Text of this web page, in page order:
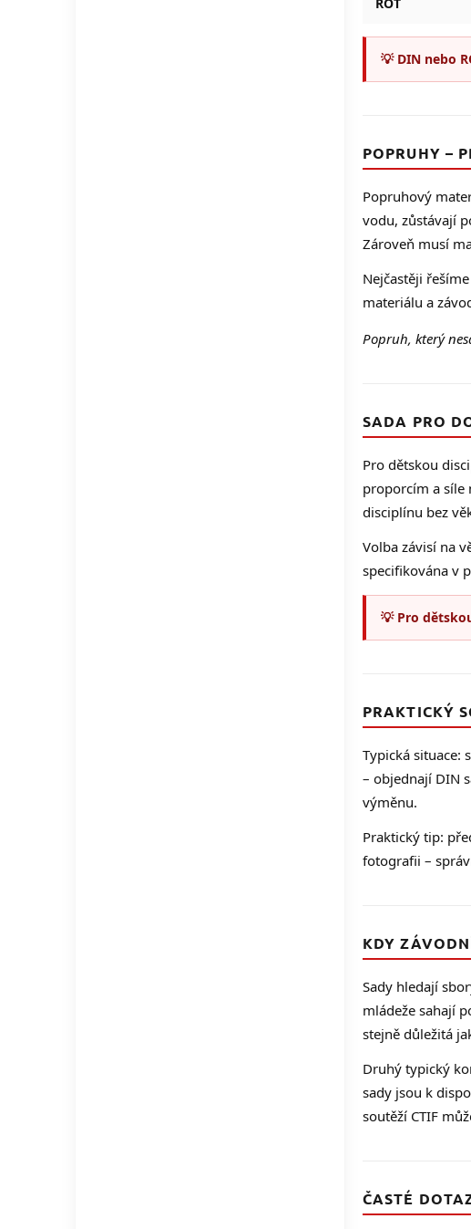
💡 DIN nebo
POPRUHY –
Popruhový
vodu, zůstávají
Zároveň musí
Nejčastěji
materiálu a
Popruh, který
SADA PRO
Pro dětskou
proporcím a síle
disciplínu bez
Volba závisí na
specifikována v
💡 Pro
PRAKTICKÝ
Typická situace:
– objednají DIN
výměnu.
Praktický tip:
fotografii –
KDY
Sady hledají
mládeže sahají
stejně důležitá
Druhý typický
sady jsou k
soutěží CTIF
ČASTÉ